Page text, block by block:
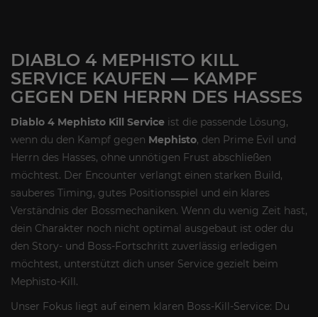
DIABLO 4 MEPHISTO KILL
SERVICE KAUFEN — KAMPF
GEGEN DEN HERRN DES HASSES
Diablo 4 Mephisto Kill Service ist die passende Lösung,
wenn du den Kampf gegen Mephisto, den Prime Evil und
Herrn des Hasses, ohne unnötigen Frust abschließen
möchtest. Der Encounter verlangt einen starken Build,
sauberes Timing, gutes Positionsspiel und ein klares
Verständnis der Bossmechaniken. Wenn du wenig Zeit hast,
dein Charakter noch nicht optimal ausgebaut ist oder du
den Story- und Boss-Fortschritt zuverlässig erledigen
möchtest, unterstützt dich unser Service gezielt beim
Mephisto-Kill.
Unser Fokus liegt auf einem klaren Boss-Kill-Service: Du